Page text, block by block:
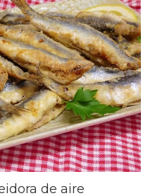
de aire